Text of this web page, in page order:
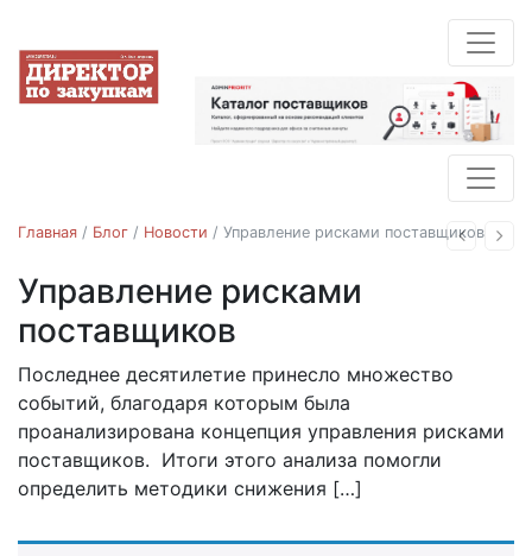
Назад
Главная / Блог / Новости / Управление рисками поставщиков
Новости
Стратегия закупок
Управление рисками
поставщиков
16.03.2020
Последнее десятилетие принесло множество
событий, благодаря которым была
проанализирована концепция управления рисками
поставщиков. Итоги этого анализа помогли
определить методики снижения […]